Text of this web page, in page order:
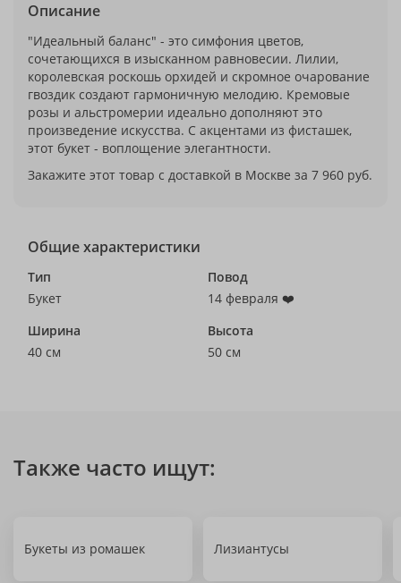
Описание
"Идеальный баланс" - это симфония цветов,
сочетающихся в изысканном равновесии. Лилии,
королевская роскошь орхидей и скромное очарование
гвоздик создают гармоничную мелодию. Кремовые
розы и альстромерии идеально дополняют это
произведение искусства. С акцентами из фисташек,
этот букет - воплощение элегантности.
Закажите этот товар с доставкой в Москве за 7 960 руб.
Общие характеристики
Тип
Букет
Повод
14 февраля ❤️
Ширина
40 см
Высота
50 см
Также часто ищут:
Букеты из ромашек Лизиантусы